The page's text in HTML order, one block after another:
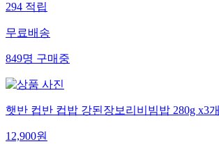
294 적립
무료배송
849명 구매중
햇반 컵반 컵밥 강된장보리비빔밥 280g x3개
12,900원